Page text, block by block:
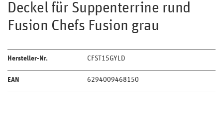
Deckel für Suppenterrine rund
Fusion Chefs Fusion grau
Hersteller-Nr. CFST15GYLD
EAN 6294009468150